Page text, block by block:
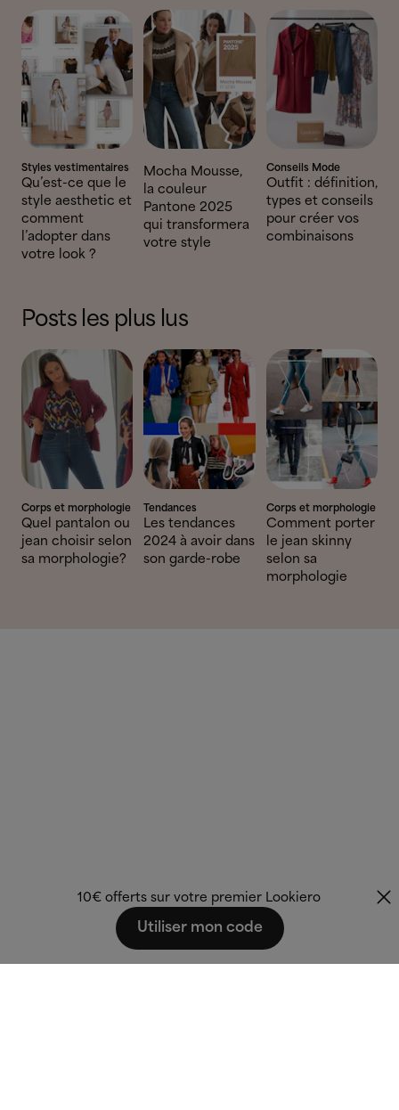
Styles vestimentaires
Qu’est-ce que le
style aesthetic et
comment
l’adopter dans
votre look ?
Mocha Mousse,
la couleur
Pantone 2025
qui transformera
votre style
Conseils Mode
Outfit : définition,
types et conseils
pour créer vos
combinaisons
Posts les plus lus
Corps et morphologie
Quel pantalon ou
jean choisir selon
sa morphologie?
Tendances
Les tendances
2024 à avoir dans
son garde-robe
Corps et morphologie
Comment porter
le jean skinny
selon sa
morphologie
10€ offerts sur votre premier Lookiero
Utiliser mon code